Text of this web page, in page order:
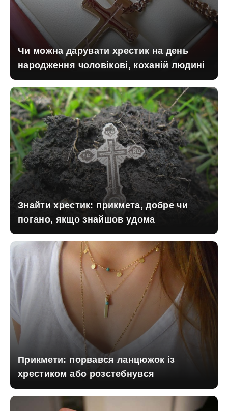
Чи можна дарувати хрестик на день
народження чоловікові, коханій людині
Знайти хрестик: прикмета, добре чи
погано, якщо знайшов удома
Прикмети: порвався ланцюжок із
хрестиком або розстебнувся